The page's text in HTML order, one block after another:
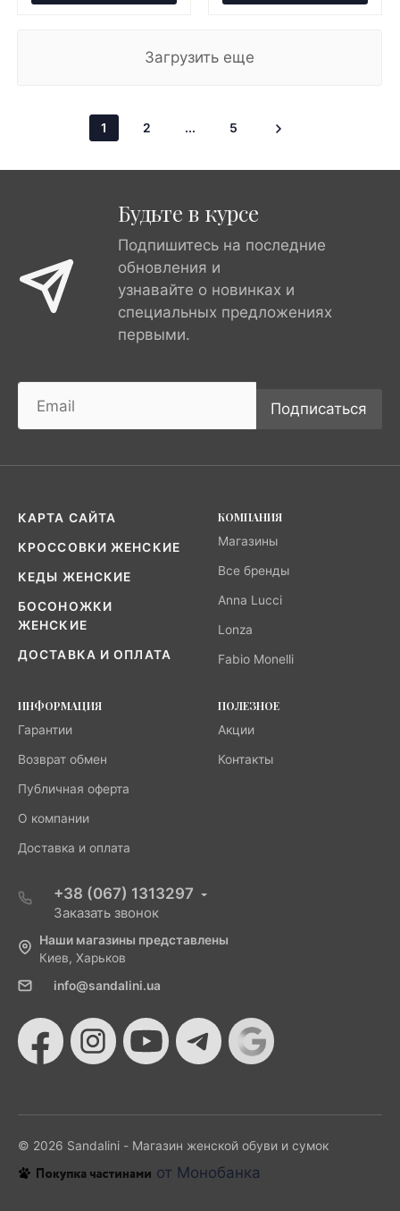
Загрузить еще
1 2 ... 5
Будьте в курсе
Подпишитесь на последние
обновления и
узнавайте о новинках и
специальных предложениях
первыми.
Подписаться
КАРТА САЙТА
КРОССОВКИ ЖЕНСКИЕ
КЕДЫ ЖЕНСКИЕ
БОСОНОЖКИ
ЖЕНСКИЕ
ДОСТАВКА И ОПЛАТА
КОМПАНИЯ
Магазины
Все бренды
Anna Lucci
Lonza
Fabio Monelli
ИНФОРМАЦИЯ
Гарантии
Возврат обмен
Публичная оферта
О компании
Доставка и оплата
ПОЛЕЗНОЕ
Акции
Контакты
+38 (067) 1313297
Заказать звонок
Наши магазины представлены
Киев, Харьков
info@sandalini.ua
© 2026 Sandalini - Магазин женской обуви и сумок
от Монобанка